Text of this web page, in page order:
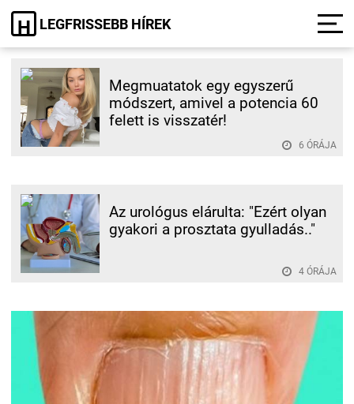
H LEGFRISSEBB HÍREK
Megmuatatok egy egyszerű
módszert, amivel a potencia 60
felett is visszatér!
6 ÓRÁJA
Az urológus elárulta: "Ezért olyan
gyakori a prosztata gyulladás.."
4 ÓRÁJA